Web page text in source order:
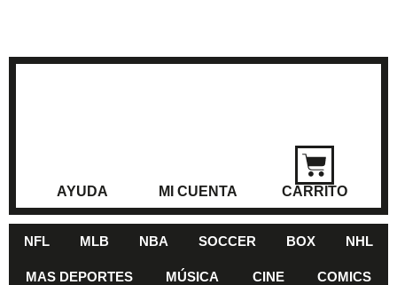
AYUDA MI CUENTA CARRITO
NFL MLB NBA SOCCER BOX NHL
MAS DEPORTES MÚSICA CINE COMICS